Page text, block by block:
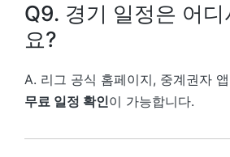
Q9. 경기 일정은 어
요?
A. 리그 공식 홈페이지, 중계권자
무료 일정 확인이 가능합니다.